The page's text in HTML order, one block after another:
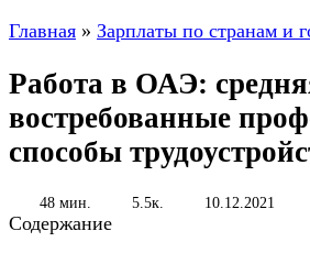
Главная » Зарплаты по странам и
Работа в ОАЭ:
востребованные
способы
48 мин. 5.5к. 10.12.2021
Содержание